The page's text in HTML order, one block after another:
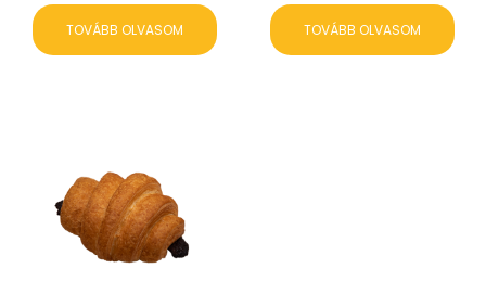
TOVÁBB OLVASOM TOVÁBB OLVASOM